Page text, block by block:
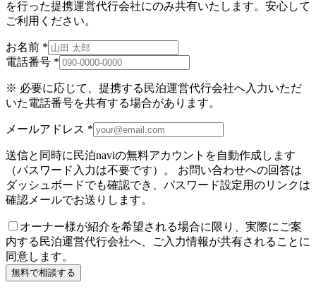
を行った提携運営代行会社にのみ共有いたします。安心して
ご利用ください。
お名前 *
電話番号 *
※ 必要に応じて、提携する民泊運営代行会社へ入力いただ
いた電話番号を共有する場合があります。
メールアドレス *
送信と同時に民泊naviの無料アカウントを自動作成します
（パスワード入力は不要です）。 お問い合わせへの回答は
ダッシュボードでも確認でき、パスワード設定用のリンクは
確認メールでお送りします。
オーナー様が紹介を希望される場合に限り、実際にご案
内する民泊運営代行会社へ、ご入力情報が共有されることに
同意します。
無料で相談する